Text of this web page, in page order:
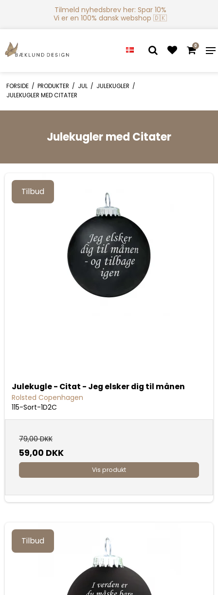
Tilmeld nyhedsbrev her: Spar 10%
Vi er en 100% dansk webshop 🇩🇰
0
FORSIDE / PRODUKTER / JUL / JULEKUGLER /
JULEKUGLER MED CITATER
Julekugler med Citater
Tilbud
Julekugle - Citat - Jeg elsker dig til månen
Rolsted Copenhagen
115-Sort-1D2C
79,00 DKK
59,00 DKK
Vis produkt
Tilbud